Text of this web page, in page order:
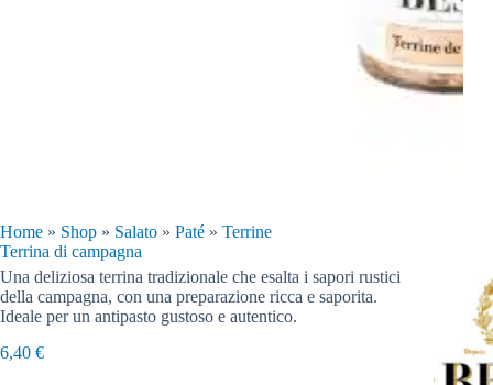
Home » Shop » Salato » Paté » Terrine
Terrina di campagna
Una deliziosa terrina tradizionale che esalta i sapori rustici
della campagna, con una preparazione ricca e saporita.
Ideale per un antipasto gustoso e autentico.
6,40 €